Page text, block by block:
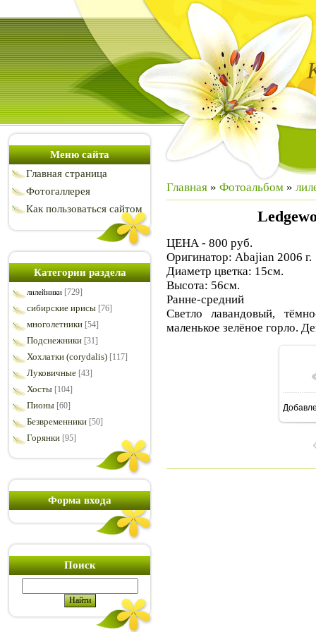
Меню сайта
Главная страница
Фотогаллерея
Как пользоваться сайтом
Категории раздела
лилейники [729]
сибирские ирисы [76]
многолетники [54]
Подснежники [31]
Хохлатки (corydalis) [117]
Луковичные [43]
Хосты [104]
Пионы [60]
Безвременники [50]
Горянки [95]
Форма входа
Поиск
Главная » Фотоальбом »
ЦЕНА - 800 руб.
Оригинатор: Abajian 2006 г.
Диаметр цветка: 15см.
Высота: 56см.
Ранне-средний
Светло лавандовый,
маленькое зелёное горло.